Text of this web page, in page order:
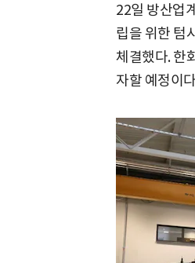
22일 방산업
립을 위한 텀
체결했다. 한
자할 예정이